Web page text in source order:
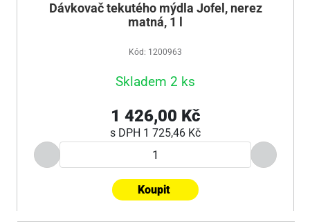
Dávkovač tekutého mýdla Jofel, nerez
matná, 1 l
Kód: 1200963
Skladem 2 ks
1 426,00 Kč
s DPH 1 725,46 Kč
Koupit